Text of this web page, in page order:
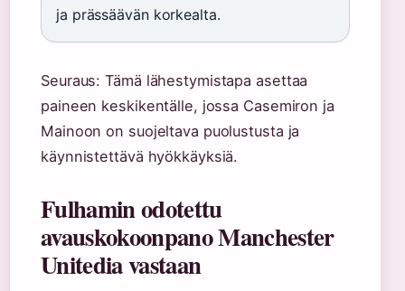
ja prässäävän korkealta.
Seuraus: Tämä lähestymistapa asettaa
paineen keskikentälle, jossa Casemiron ja
Mainoon on suojeltava puolustusta ja
käynnistettävä hyökkäyksiä.
Fulhamin odotettu
avauskokoonpano Manchester
Unitedia vastaan